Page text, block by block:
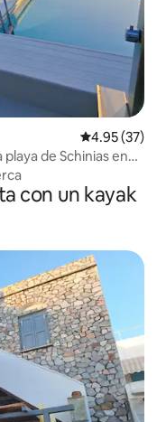
Calificación
4.95 (37)
de Schinias en
con un kayak